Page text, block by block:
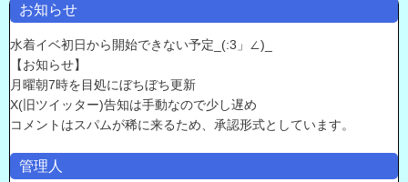
お知らせ
水着イベ初日から開始できない予定_(:3」∠)_
【お知らせ】
月曜朝7時を目処にぼちぼち更新
X(旧ツイッター)告知は手動なので少し遅め
コメントはスパムが稀に来るため、承認形式としています。
管理人